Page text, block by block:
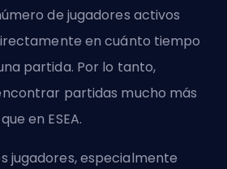
de jugadores activos
en cuánto tiempo
partida. Por lo tanto,
partidas mucho más
en ESEA.
jugadores, especialmente